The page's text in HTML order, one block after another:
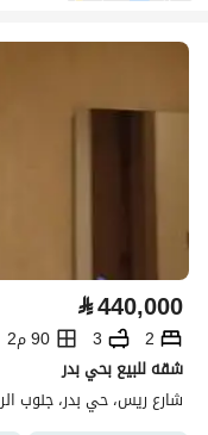
⃁440,000
2
3
90 م2
شقه للبيع بحي بدر
شارع ريس، حي بدر، جنوب